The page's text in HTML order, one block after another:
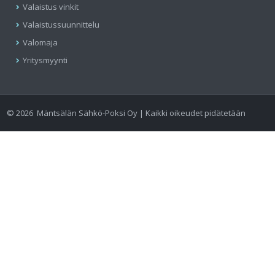
Valaistus vinkit
Valaistussuunnittelu
Valomaja
Yritysmyynti
©2026 Mäntsälän Sähkö-Poksi Oy | Kaikki oikeudet pidätetään